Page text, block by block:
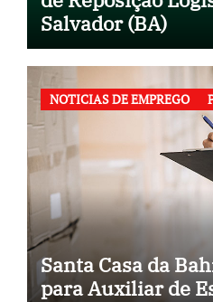
Salvador (BA)
NOTICIAS DE EMPREGO
Santa Casa da
para Auxiliar de